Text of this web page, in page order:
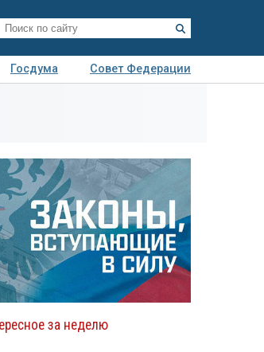
Госдума
Совет Федерации
за неделю